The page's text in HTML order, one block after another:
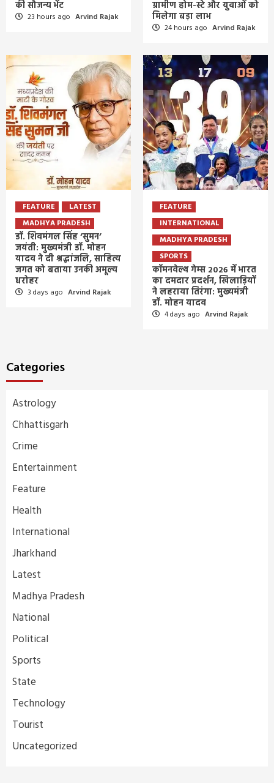
की सौजन्य भेंट
23 hours ago Arvind Rajak
ग्रामीण होम-स्टे और युवाओं को
मिलेगा बड़ा लाभ
24 hours ago Arvind Rajak
FEATURE
LATEST
MADHYA PRADESH
डॉ. शिवमंगल सिंह ‘सुमन’
जयंती: मुख्यमंत्री डॉ. मोहन
यादव ने दी श्रद्धांजलि, साहित्य
जगत को बताया उनकी अमूल्य
धरोहर
3 days ago Arvind Rajak
FEATURE
INTERNATIONAL
MADHYA PRADESH
SPORTS
कॉमनवेल्थ गेम्स 2026 में भारत
का दमदार प्रदर्शन, खिलाड़ियों
ने लहराया तिरंगा: मुख्यमंत्री
डॉ. मोहन यादव
4 days ago Arvind Rajak
Categories
Astrology
Chhattisgarh
Crime
Entertainment
Feature
Health
International
Jharkhand
Latest
Madhya Pradesh
National
Political
Sports
State
Technology
Tourist
Uncategorized